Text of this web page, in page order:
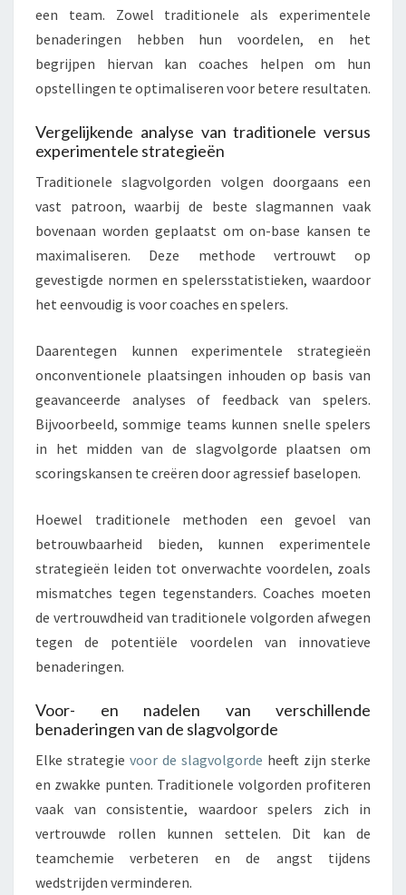
een team. Zowel traditionele als experimentele
benaderingen hebben hun voordelen, en het
begrijpen hiervan kan coaches helpen om hun
opstellingen te optimaliseren voor betere resultaten.
Vergelijkende analyse van traditionele versus
experimentele strategieën
Traditionele slagvolgorden volgen doorgaans een
vast patroon, waarbij de beste slagmannen vaak
bovenaan worden geplaatst om on-base kansen te
maximaliseren. Deze methode vertrouwt op
gevestigde normen en spelersstatistieken, waardoor
het eenvoudig is voor coaches en spelers.
Daarentegen kunnen experimentele strategieën
onconventionele plaatsingen inhouden op basis van
geavanceerde analyses of feedback van spelers.
Bijvoorbeeld, sommige teams kunnen snelle spelers
in het midden van de slagvolgorde plaatsen om
scoringskansen te creëren door agressief baselopen.
Hoewel traditionele methoden een gevoel van
betrouwbaarheid bieden, kunnen experimentele
strategieën leiden tot onverwachte voordelen, zoals
mismatches tegen tegenstanders. Coaches moeten
de vertrouwdheid van traditionele volgorden afwegen
tegen de potentiële voordelen van innovatieve
benaderingen.
Voor- en nadelen van verschillende
benaderingen van de slagvolgorde
Elke strategie voor de slagvolgorde heeft zijn sterke
en zwakke punten. Traditionele volgorden profiteren
vaak van consistentie, waardoor spelers zich in
vertrouwde rollen kunnen settelen. Dit kan de
teamchemie verbeteren en de angst tijdens
wedstrijden verminderen.